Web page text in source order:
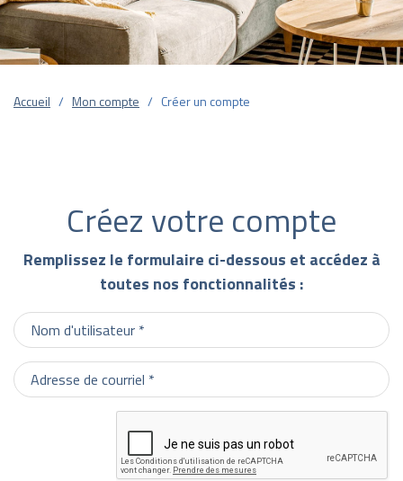
Accueil Mon compte Créer un compte
Créez votre compte
Remplissez le formulaire ci-dessous et accédez à
toutes nos fonctionnalités :